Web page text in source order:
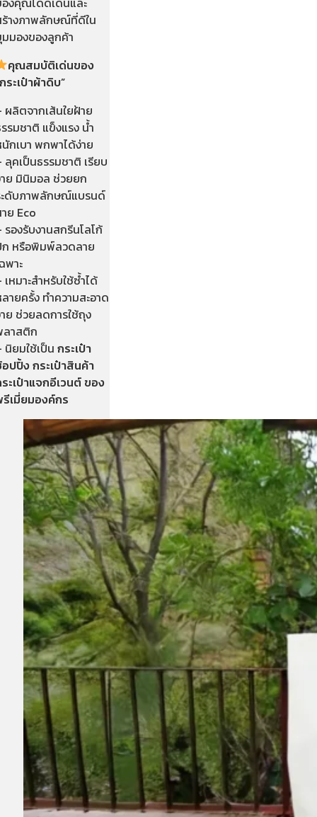
างภาพลักษณ์ที่ดีใน
มองของลูกค้า
คุณสมบัติเด่นของ
กระเป๋าผ้าดิบ”
ผลิตจากเส้นใยฝ้าย
รมชาติ แข็งแรง น้ำ
กเบา พกพาได้ง่าย
ลุคเป็นธรรมชาติ เรียบ
ย มินิมอล ช่วยยก
ดับภาพลักษณ์แบรนด์
ย Eco
รองรับงานสกรีนโลโก้
หรือพิมพ์ลวดลาย
พาะ
เหมาะสำหรับใช้ซ้ำได้
ายครั้ง ทำความสะอาด
ย ช่วยลดการใช้ถุง
าสติก
นิยมใช้เป็น กระเป๋า
ปปิ้ง กระเป๋าสินค้า
ะเป๋าแจกอีเวนต์ ของ
เมี่ยมองค์กร